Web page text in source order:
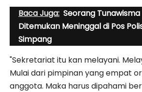
Baca Juga: Seorang Tunawisma
Ditemukan Meninggal di Pos
Simpang
"Sekretariat itu kan melayani.
Mulai dari pimpinan yang empat
anggota. Maka harus dipahami